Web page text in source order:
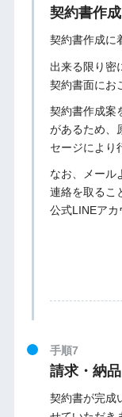
契約書作成
契約書作成に
出来る限り密
契約書面にお
契約書作成案
があるため、
セージにより
なお、メール
連絡を取るこ
公式LINEアカ
手順7
請求・納品
契約書が完成